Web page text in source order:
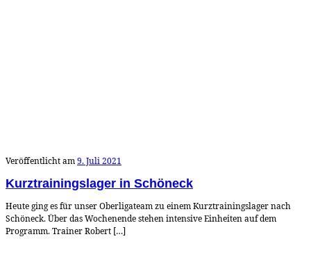
Veröffentlicht am9. Juli 2021
Kurztrainingslager in Schöneck
Heute ging es für unser Oberligateam zu einem Kurztrainingslager nach
Schöneck. Über das Wochenende stehen intensive Einheiten auf dem
Programm. Trainer Robert […]